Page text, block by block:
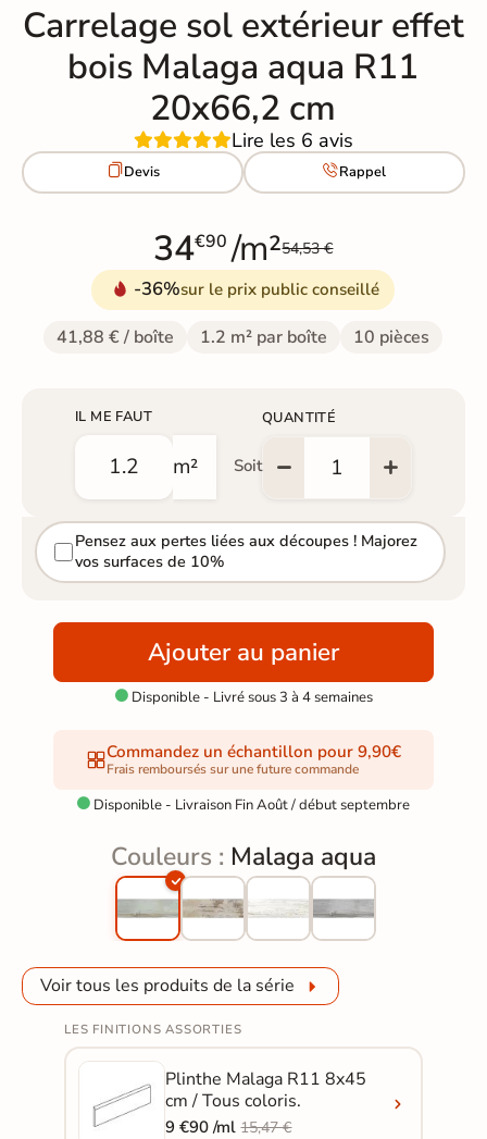
Carrelage sol extérieur effet
bois Malaga aqua R11
20x66,2 cm
Lire les 6 avis
Devis Rappel
34€90 /m²54,53 €
-36%sur le prix public conseillé
41,88 € / boîte 1.2 m² par boîte 10 pièces
IL ME FAUT
m² Soit
QUANTITÉ
Pensez aux pertes liées aux découpes ! Majorez
vos surfaces de 10%
Ajouter au panier
Disponible - Livré sous 3 à 4 semaines
Commandez un échantillon pour 9,90€
Frais remboursés sur une future commande
 Disponible - Livraison Fin Août / début septembre
Couleurs : Malaga aqua
Voir tous les produits de la série
LES FINITIONS ASSORTIES
Plinthe Malaga R11 8x45
cm / Tous coloris.
9 €90 /ml15,47 €